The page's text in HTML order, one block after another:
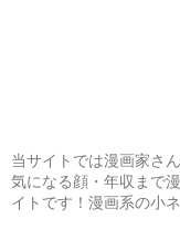
当サイトでは漫画家さ
気になる顔・年収まで
イトです！漫画系の小